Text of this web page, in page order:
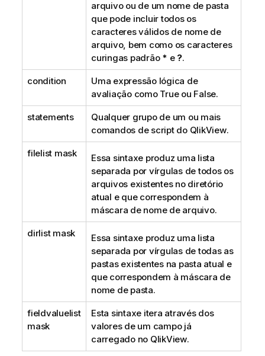
arquivo ou de um nome de pasta
que pode incluir todos os
caracteres válidos de nome de
arquivo, bem como os caracteres
curingas padrão * e ?.
condition
Uma expressão lógica de
avaliação como Trueou False.
statements
Qualquer grupo de um ou mais
comandos de script do QlikView.
filelist mask
Essa sintaxe produz uma lista
separada por vírgulas de todos os
arquivos existentes no diretório
atual e que correspondem à
máscara de nome de arquivo.
dirlist mask
Essa sintaxe produz uma lista
separada por vírgulas de todas as
pastas existentes na pasta atual e
que correspondem à máscara de
nome de pasta.
fieldvaluelist
mask
Esta sintaxe itera através dos
valores de um campo já
carregado no QlikView.